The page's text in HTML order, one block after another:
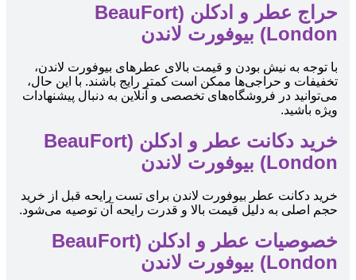
حراج عطر و ادکلن (BeauFort
London) بیوفورت لاندن
با توجه به نیش بودن و قیمت بالای عطرهای بیوفورت لاندن،
تخفیفات و حراجی‌ها ممکن است کمتر رایج باشند. با این حال،
می‌توانید در فروشگاه‌های تخصصی و آنلاین به دنبال پیشنهادات
ویژه باشید.
خرید دکانت عطر و ادکلن (BeauFort
London) بیوفورت لاندن
خرید دکانت عطر بیوفورت لاندن برای تست رایحه قبل از خرید
حجم اصلی به دلیل قیمت بالا و قدرت رایحه آن توصیه می‌شود.
خصوصیات عطر و ادکلن (BeauFort
London) بیوفورت لاندن